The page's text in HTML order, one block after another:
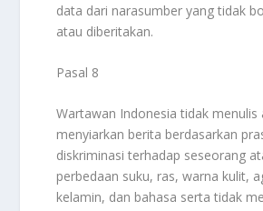
data dari narasumber yang tidak
atau diberitakan.
Pasal 8
Wartawan Indonesia tidak menulis
menyiarkan berita berdasarkan
diskriminasi terhadap seseorang
perbedaan suku, ras, warna kulit,
kelamin, dan bahasa serta tidak